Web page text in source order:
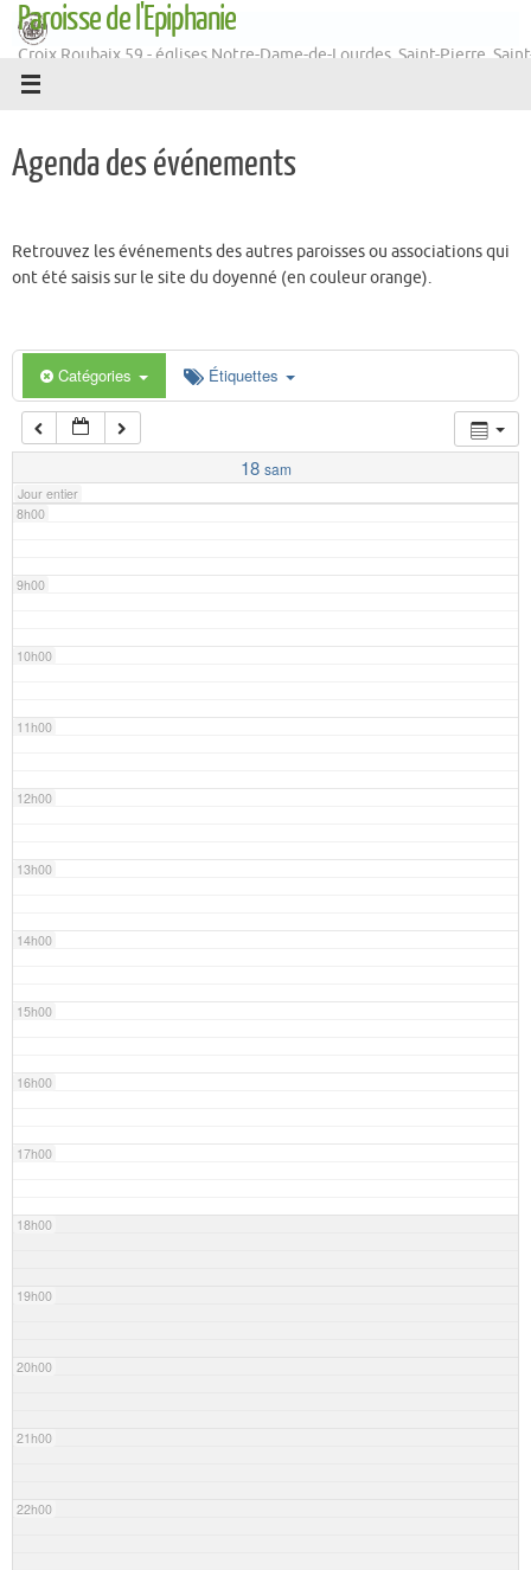
Passer
contenu
Paroisse de l'Epiphanie
Croix Roubaix 59 - églises Notre-Dame-de-Lourdes, Saint-Pierre,
Martin
Agenda des événements
Retrouvez les événements des autres paroisses ou associations qui
ont été saisis sur le site du doyenné (en couleur orange).
Catégories Étiquettes
18 sam
Jour entier
1h00
2h00
3h00
6h00
7h00
8h00
9h00
10h00
11h00
12h00
13h00
14h00
15h00
16h00
17h00
18h00
19h00
20h00
21h00
22h00